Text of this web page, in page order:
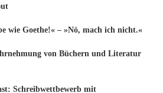
wie Goethe!« – »Nö, mach ich nicht.«
von Büchern und Literatur
Schreibwettbewerb mit